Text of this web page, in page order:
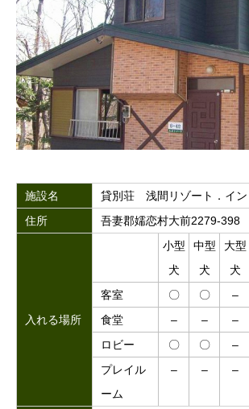
施設名
貸別荘 浅間リゾート．イン
住所
吾妻郡嬬恋村大前2279-398
入れる場所
小型
犬
中型
犬
大型
犬
客室
〇 〇 –
食堂
– – –
ロビー
〇 〇 –
プレイル
ーム
– – –